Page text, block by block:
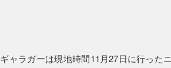
ャラガーは現地時間11月27日に行った